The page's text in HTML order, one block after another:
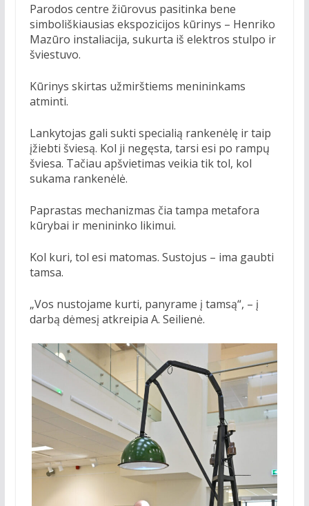
Parodos centre žiūrovus pasitinka bene
simboliškiausias ekspozicijos kūrinys – Henriko
Mazūro instaliacija, sukurta iš elektros stulpo ir
šviestuvo.
Kūrinys skirtas užmirštiems menininkams
atminti.
Lankytojas gali sukti specialią rankenėlę ir taip
įžiebti šviesą. Kol ji negęsta, tarsi esi po rampų
šviesa. Tačiau apšvietimas veikia tik tol, kol
sukama rankenėlė.
Paprastas mechanizmas čia tampa metafora
kūrybai ir menininko likimui.
Kol kuri, tol esi matomas. Sustojus – ima gaubti
tamsa.
„Vos nustojame kurti, panyrame į tamsą“, – į
darbą dėmesį atkreipia A. Seilienė.